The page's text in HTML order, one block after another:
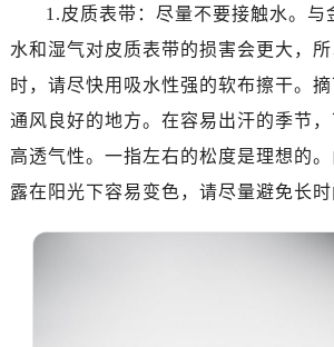
1.皮质表带：尽量不要接触水。与
水和湿气对皮质表带的损害会更大，
时，请尽快用吸水性强的软布擦干。
通风良好的地方。在容易出汗的季节
高透气性。一指左右的松度是理想的
露在阳光下容易变色，请尽量避免长时